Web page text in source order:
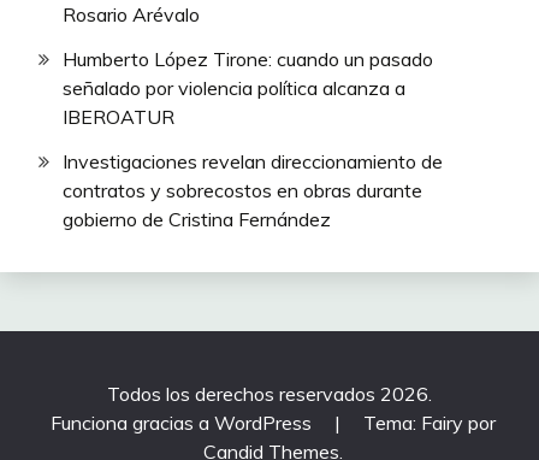
Rosario Arévalo
Humberto López Tirone: cuando un pasado
señalado por violencia política alcanza a
IBEROATUR
Investigaciones revelan direccionamiento de
contratos y sobrecostos en obras durante
gobierno de Cristina Fernández
Todos los derechos reservados 2026.
Funciona gracias a WordPress
|
Tema: Fairy por
Candid Themes